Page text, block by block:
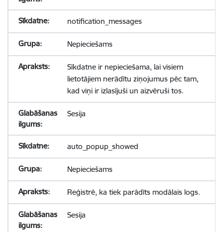
notification_messages
Nepieciešams
Sīkdatne ir nepieciešama, lai visiem
lietotājiem nerādītu ziņojumus pēc tam,
kad viņi ir izlasījuši un aizvēruši tos.
Sesija
auto_popup_showed
Nepieciešams
Reģistrē, ka tiek parādīts modālais logs.
Sesija